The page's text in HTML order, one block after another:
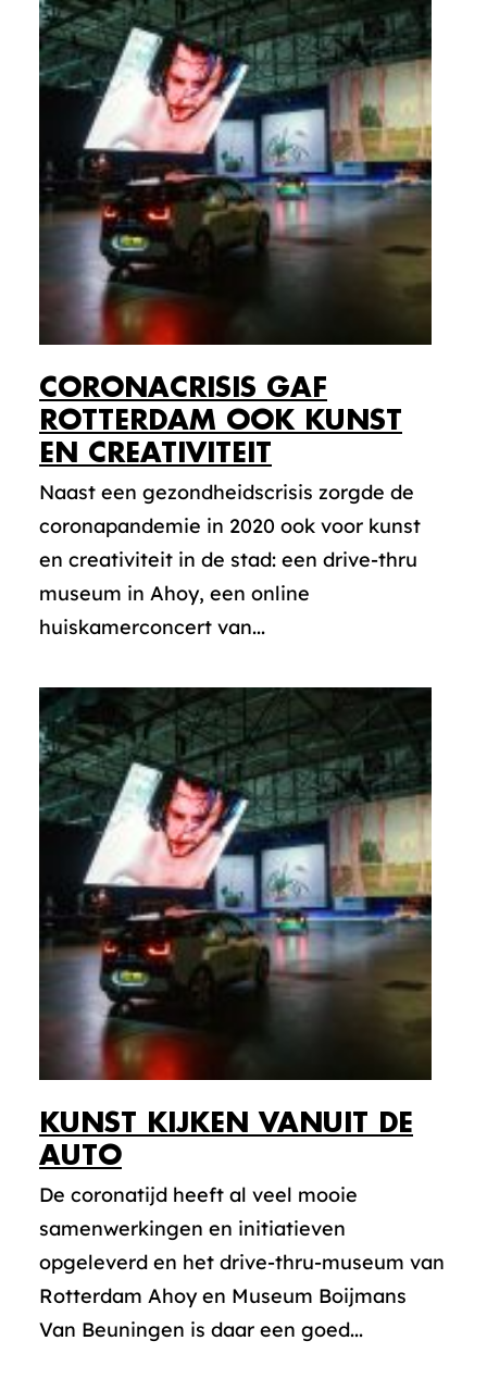
CORONACRISIS GAF
ROTTERDAM OOK KUNST
EN CREATIVITEIT
Naast een gezondheidscrisis zorgde de
coronapandemie in 2020 ook voor kunst
en creativiteit in de stad: een drive-thru
museum in Ahoy, een online
huiskamerconcert van...
KUNST KIJKEN VANUIT DE
AUTO
De coronatijd heeft al veel mooie
samenwerkingen en initiatieven
opgeleverd en het drive-thru-museum van
Rotterdam Ahoy en Museum Boijmans
Van Beuningen is daar een goed...